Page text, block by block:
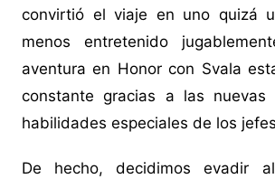
convirtió el viaje en uno quizá
menos entretenido
aventura en Honor con Svala
constante gracias a las nuevas
habilidades especiales de los
De hecho, decidimos evadir